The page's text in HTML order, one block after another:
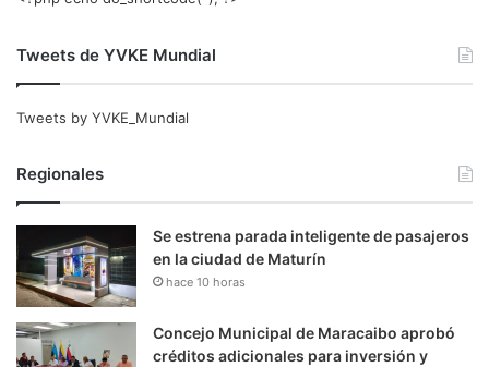
Tweets de YVKE Mundial
Tweets by YVKE_Mundial
Regionales
Se estrena parada inteligente de pasajeros
en la ciudad de Maturín
hace 10 horas
Concejo Municipal de Maracaibo aprobó
créditos adicionales para inversión y